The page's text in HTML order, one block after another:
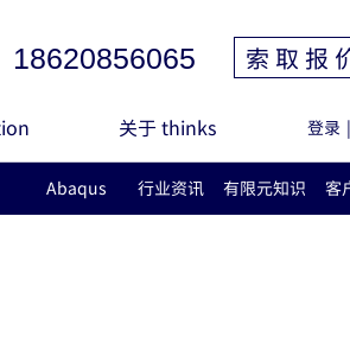
18620856065
登录 |
索 取 报
关于 thinks
Abaqus 行业资讯 有限元知识 客